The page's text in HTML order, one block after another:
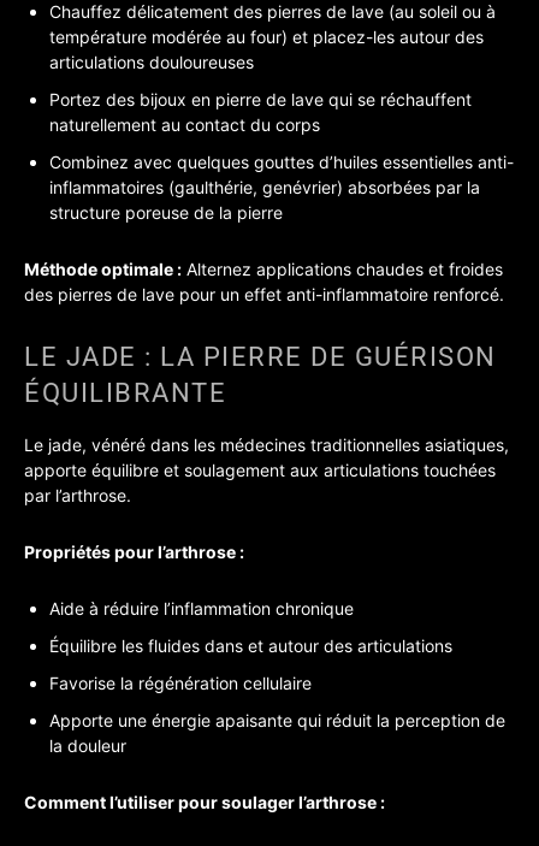
Chauffez délicatement des pierres de lave (au soleil ou à
température modérée au four) et placez-les autour des
articulations douloureuses
Portez des bijoux en pierre de lave qui se réchauffent
naturellement au contact du corps
Combinez avec quelques gouttes d’huiles essentielles anti-
inflammatoires (gaulthérie, genévrier) absorbées par la
structure poreuse de la pierre
Méthode optimale : Alternez applications chaudes et froides
des pierres de lave pour un effet anti-inflammatoire renforcé.
LE JADE : LA PIERRE DE GUÉRISON
ÉQUILIBRANTE
Le jade, vénéré dans les médecines traditionnelles asiatiques,
apporte équilibre et soulagement aux articulations touchées
par l’arthrose.
Propriétés pour l’arthrose :
Aide à réduire l’inflammation chronique
Équilibre les fluides dans et autour des articulations
Favorise la régénération cellulaire
Apporte une énergie apaisante qui réduit la perception de
la douleur
Comment l’utiliser pour soulager l’arthrose :